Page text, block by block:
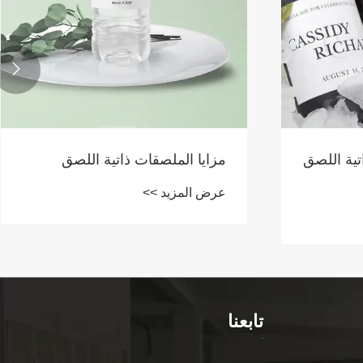
اللصق
مزايا الملصقات ذاتية اللصق
عرض المزيد >>

تابعنا